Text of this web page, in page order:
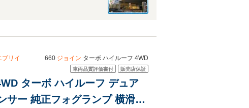
ブリイ 660 ジョイン ターボ ハイルーフ 4WD
車両品質評価書付 販売店保証
ターボ ハイルーフ デュア
サー 純正フォグランプ 横滑り